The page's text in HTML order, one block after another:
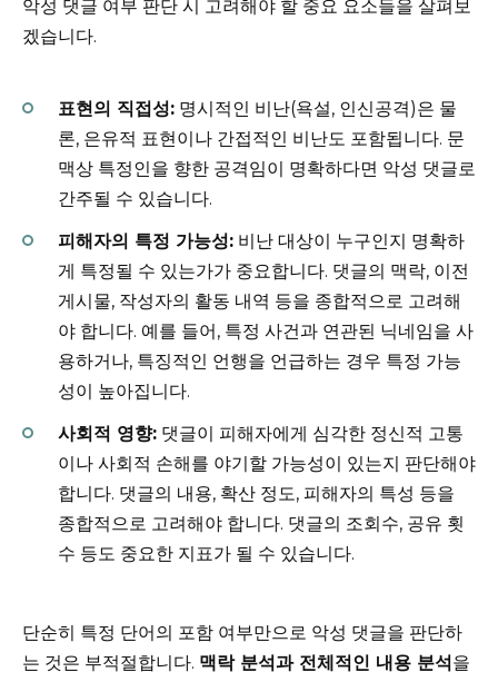
악성 댓글 여부 판단 시 고려해야 할 중요 요소들을 살펴보
겠습니다.
표현의 직접성: 명시적인 비난(욕설, 인신공격)은 물
론, 은유적 표현이나 간접적인 비난도 포함됩니다. 문
맥상 특정인을 향한 공격임이 명확하다면 악성 댓글로
간주될 수 있습니다.
피해자의 특정 가능성: 비난 대상이 누구인지 명확하
게 특정될 수 있는가가 중요합니다. 댓글의 맥락, 이전
게시물, 작성자의 활동 내역 등을 종합적으로 고려해
야 합니다. 예를 들어, 특정 사건과 연관된 닉네임을 사
용하거나, 특징적인 언행을 언급하는 경우 특정 가능
성이 높아집니다.
사회적 영향: 댓글이 피해자에게 심각한 정신적 고통
이나 사회적 손해를 야기할 가능성이 있는지 판단해야
합니다. 댓글의 내용, 확산 정도, 피해자의 특성 등을
종합적으로 고려해야 합니다. 댓글의 조회수, 공유 횟
수 등도 중요한 지표가 될 수 있습니다.
단순히 특정 단어의 포함 여부만으로 악성 댓글을 판단하
는 것은 부적절합니다. 맥락 분석과 전체적인 내용 분석을